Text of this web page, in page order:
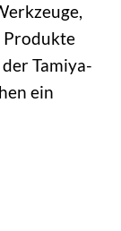
Produkte
Tamiya-
ein